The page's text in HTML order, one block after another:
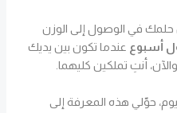
في الوصول إلى الوزن
أسبوع عندما تكون بين يديك
أنتِ تملكين كليهما.
حوّلي هذه المعرفة إلى